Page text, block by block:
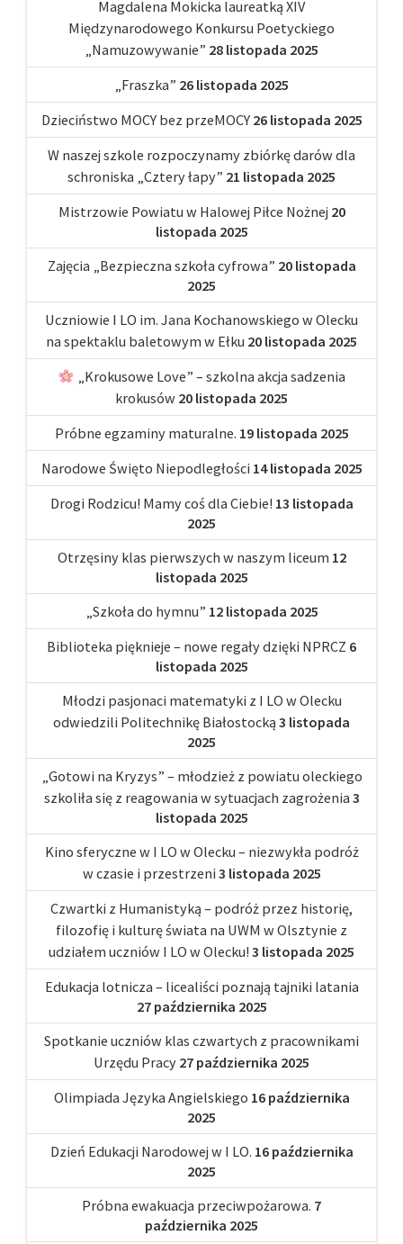
Magdalena Mokicka laureatką XIV
Międzynarodowego Konkursu Poetyckiego
„Namuzowywanie” 28 listopada 2025
„Fraszka” 26 listopada 2025
Dzieciństwo MOCY bez przeMOCY 26 listopada 2025
W naszej szkole rozpoczynamy zbiórkę darów dla
schroniska „Cztery łapy” 21 listopada 2025
Mistrzowie Powiatu w Halowej Piłce Nożnej 20
listopada 2025
Zajęcia „Bezpieczna szkoła cyfrowa” 20 listopada
2025
Uczniowie I LO im. Jana Kochanowskiego w Olecku
na spektaklu baletowym w Ełku 20 listopada 2025
„Krokusowe Love” – szkolna akcja sadzenia
krokusów 20 listopada 2025
Próbne egzaminy maturalne. 19 listopada 2025
Narodowe Święto Niepodległości 14 listopada 2025
Drogi Rodzicu! Mamy coś dla Ciebie! 13 listopada
2025
Otrzęsiny klas pierwszych w naszym liceum 12
listopada 2025
„Szkoła do hymnu” 12 listopada 2025
Biblioteka pięknieje – nowe regały dzięki NPRCZ 6
listopada 2025
Młodzi pasjonaci matematyki z I LO w Olecku
odwiedzili Politechnikę Białostocką 3 listopada
2025
„Gotowi na Kryzys” – młodzież z powiatu oleckiego
szkoliła się z reagowania w sytuacjach zagrożenia 3
listopada 2025
Kino sferyczne w I LO w Olecku – niezwykła podróż
w czasie i przestrzeni 3 listopada 2025
Czwartki z Humanistyką – podróż przez historię,
filozofię i kulturę świata na UWM w Olsztynie z
udziałem uczniów I LO w Olecku! 3 listopada 2025
Edukacja lotnicza – licealiści poznają tajniki latania
27 października 2025
Spotkanie uczniów klas czwartych z pracownikami
Urzędu Pracy 27 października 2025
Olimpiada Języka Angielskiego 16 października
2025
Dzień Edukacji Narodowej w I LO. 16 października
2025
Próbna ewakuacja przeciwpożarowa. 7
października 2025